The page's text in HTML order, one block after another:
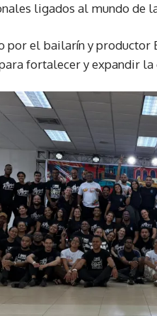
ligados al mundo de
por el bailarín y productor
fortalecer y expandir